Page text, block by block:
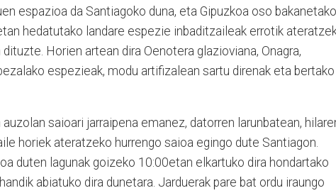
espazioa da Santiagoko duna, eta Gipuzkoa oso
hedatutako landare espezie inbaditzaileak errotik
Horien artean dira Oenotera glazioviana, Onagra,
espezieak, modu artifizalean sartu direnak eta bertako
saioari jarraipena emanez, datorren larunbatean,
horiek ateratzeko hurrengo saioa egingo dute Santiagon.
duten lagunak goizeko 10:00etan elkartuko dira hondartako
abiatuko dira dunetara. Jarduerak pare bat ordu iraungo